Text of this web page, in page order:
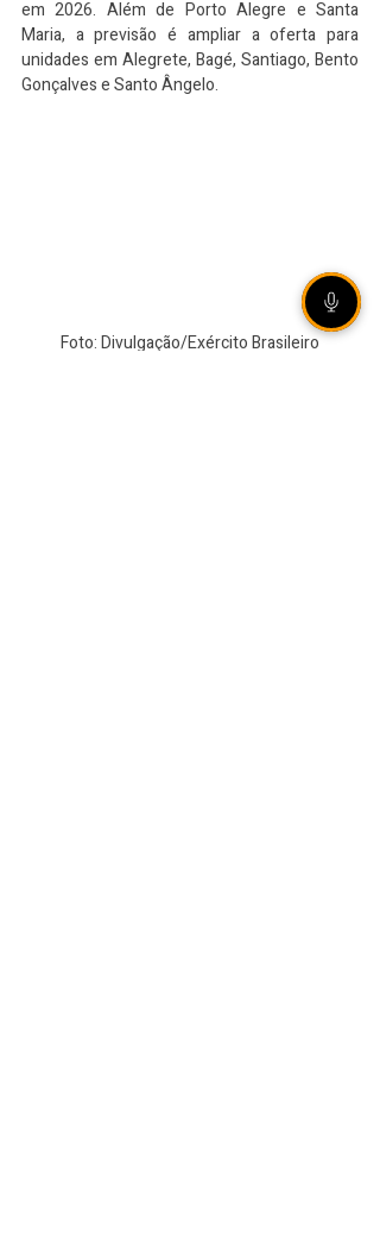
em 2026. Além de Porto Alegre e Santa
Maria, a previsão é ampliar a oferta para
unidades em Alegrete, Bagé, Santiago, Bento
Gonçalves e Santo Ângelo.
Foto: Divulgação/Exército Brasileiro